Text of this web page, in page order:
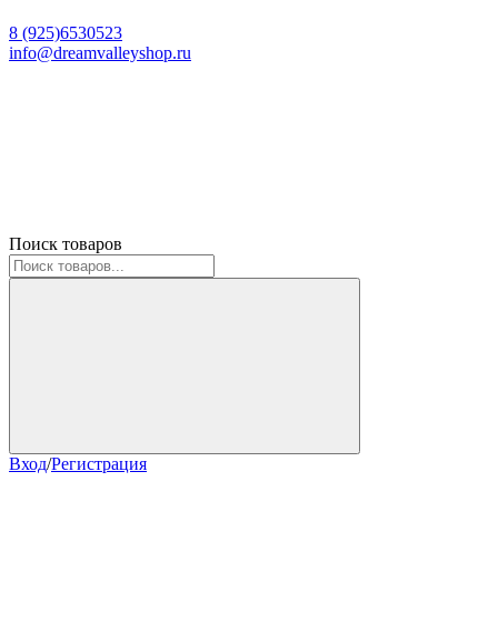
8 (925)6530523
info@dreamvalleyshop.ru
Поиск товаров
Вход/Регистрация